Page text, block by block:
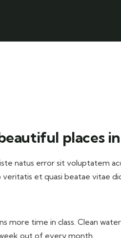
places
natus error sit voluptatem
veritatis et quasi beatae vitae
more time in class. Clean
out of every month.